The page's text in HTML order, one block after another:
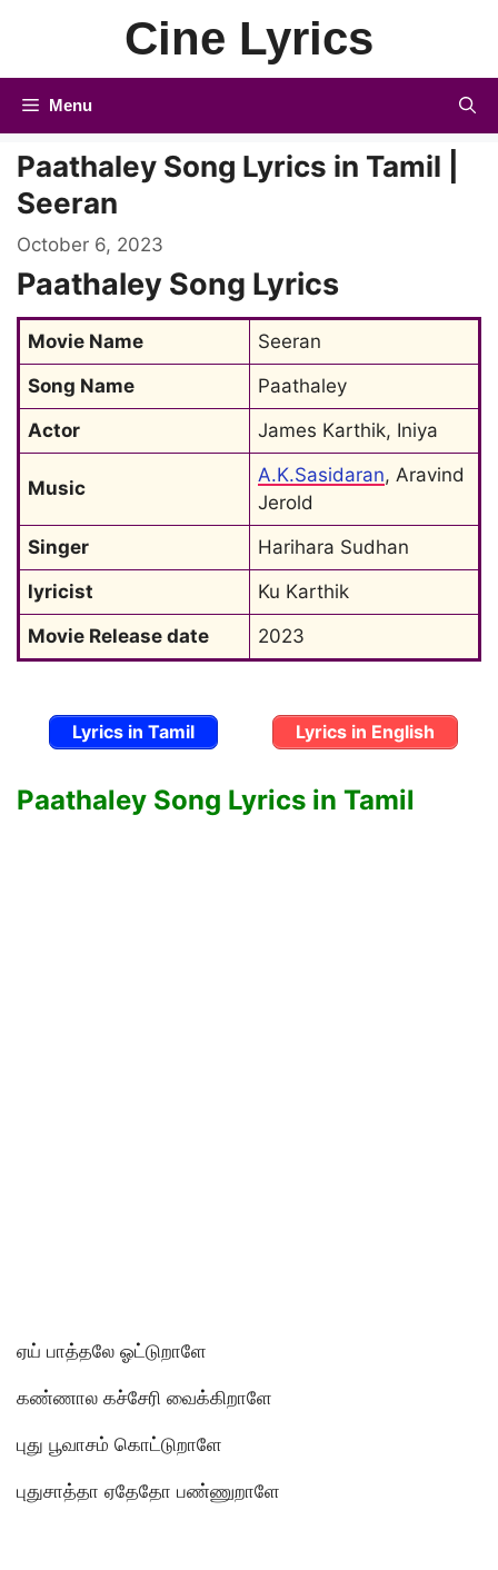
Cine Lyrics
Menu
Paathaley Song Lyrics in Tamil |
Seeran
October 6, 2023
Paathaley Song Lyrics
Movie Name
Seeran
Song Name
Paathaley
Actor
James Karthik, Iniya
Music
A.K.Sasidaran, Aravind
Jerold
Singer
Harihara Sudhan
lyricist
Ku Karthik
Movie Release date
2023
Lyrics in Tamil Lyrics in English
Paathaley Song Lyrics in Tamil
ஏய் பாத்தலே ஓட்டுறாளே
கண்ணால கச்சேரி வைக்கிறாளே
புது பூவாசம் கொட்டுறாளே
புதுசாத்தா ஏதேதோ பண்ணுறாளே